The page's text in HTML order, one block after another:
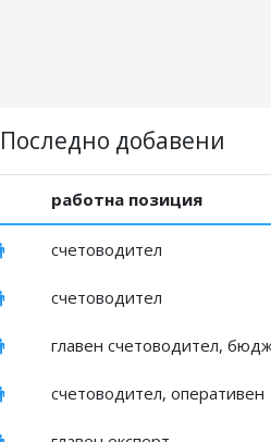
Последно добавени
работна позиция
счетоводител
счетоводител
главен счетоводител,
счетоводител, оперативен